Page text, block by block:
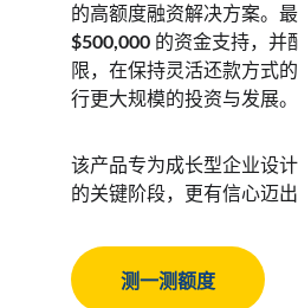
测一测额度
的高额度融资解决方案。
$500,000 的资金支持，并
限，在保持灵活还款方式
行更大规模的投资与发展。
该产品专为成长型企业设
的关键阶段，更有信心迈出